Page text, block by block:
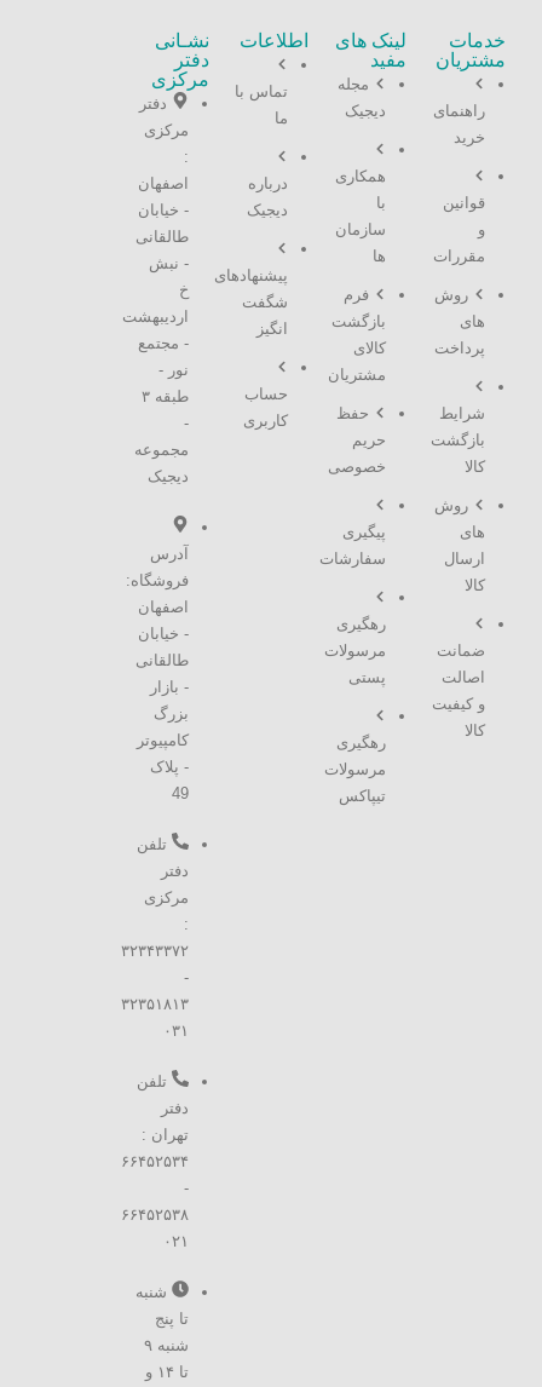
خدمات
مشتریان
راهنمای
خرید
قوانین
و
مقررات
روش
های
پرداخت
شرایط
بازگشت
کالا
روش
های
ارسال
کالا
ضمانت
اصالت
و کیفیت
کالا
لینک های
مفید
مجله
دیجیک
همکاری
با
سازمان
ها
فرم
بازگشت
کالای
مشتریان
حفظ
حریم
خصوصی
پیگیری
سفارشات
رهگیری
مرسولات
پستی
رهگیری
مرسولات
تیپاکس
اطلاعات
تماس با
ما
درباره
دیجیک
پیشنهادهای
شگفت
انگیز
حساب
کاربری
نشـانی
دفتر
مرکزی
دفتر
مرکزی
:
اصفهان
- خیابان
طالقانی
- نبش
خ
اردیبهشت
- مجتمع
نور -
طبقه ۳
-
مجموعه
دیجیک
آدرس
فروشگاه:
اصفهان
- خیابان
طالقانی
- بازار
بزرگ
کامپیوتر
- پلاک
49
تلفن
دفتر
مرکزی
:
۳۲۳۴۳۳۷۲
-
۳۲۳۵۱۸۱۳
۰۳۱
تلفن
دفتر
تهران :
۶۶۴۵۲۵۳۴
-
۶۶۴۵۲۵۳۸
۰۲۱
شنبه
تا پنج
شنبه ۹
تا ۱۴ و